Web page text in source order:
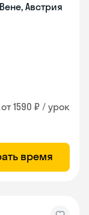
Австрия
от 1590 ₽ / урок
время